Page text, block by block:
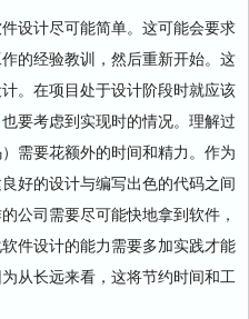
计尽可能简单。这可能会要求
的经验教训，然后重新开始。这
。在项目处于设计阶段时就应该
要考虑到实现时的情况。理解过
需要花额外的时间和精力。作为
好的设计与编写出色的代码之间
公司需要尽可能快地拿到软件，
件设计的能力需要多加实践才能
从长远来看，这将节约时间和工